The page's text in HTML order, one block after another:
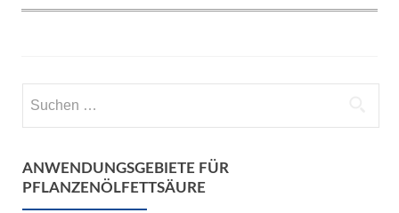
nach:
ANWENDUNGSGEBIETE FÜR
PFLANZENÖLFETTSÄURE